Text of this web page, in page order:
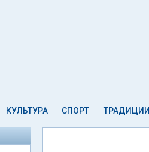
КУЛЬТУРА СПОРТ ТРАДИЦИИ